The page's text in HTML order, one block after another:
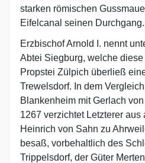
starken römischen
Eifelcanal seinen Durchgang.
Erzbischof Arnold I. nennt
Abtei Siegburg, welche
Propstei Zülpich überließ
Trewelsdorf. In dem
Blankenheim mit Gerlach
1267 verzichtet Letzterer aus
Heinrich von Sahn zu
besaß, vorbehaltlich des
Trippelsdorf, der Güter